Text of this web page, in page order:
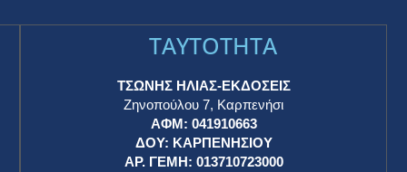
TAYTOTHTA
ΤΣΩΝΗΣ ΗΛΙΑΣ-ΕΚΔΟΣΕΙΣ
Ζηνοπούλου 7, Καρπενήσι
ΑΦΜ: 041910663
ΔΟΥ: ΚΑΡΠΕΝΗΣΙΟΥ
ΑΡ. ΓΕΜΗ: 013710723000